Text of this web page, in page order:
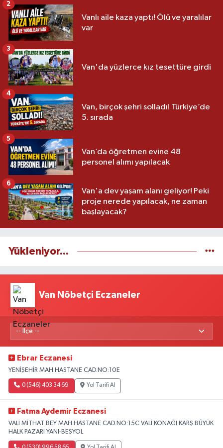
Vanlı aile kaza yaptı! Ölü ve yaralılar
var
2
Van'da yüzlerce kız tesettüre girdi
3
Van, birçok şehri solladı! Türkiye’de
5. sırada
4
Van’da öğretmen evine 48
personel alımı yapılacak
5
Van'a dev yaşam alanı geliyor! Peki
proje nerede yapılacak, ne zaman
başlayacak?
6
Yükleniyor...
Van Nöbetçi Eczaneler
Ebrar Eczanesi
YENİŞEHİR MAH.HASTANE CAD.NO:10E
0 (546) 403 34 69 Yol Tarifi Al
Fatma Aydemir Eczanesi
VALİ MİTHAT BEY MAH.HASTANE CAD.NO:15C VALİ KONAĞI KARŞ.BÜYÜK
HALK PAZARI YANI-BEŞYOL